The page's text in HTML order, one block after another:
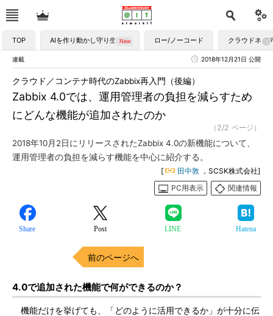
TOP AIを作り動かし守り生かす ロー/ノーコード クラウドネイ
連載 2018年12月21日 公開
Zabbix 4.0では、運用管理者の負担を減らすため
にどんな機能が追加されたのか
クラウド／コンテナ時代のZabbix再入門（後編）
（2/2 ページ）
2018年10月2日にリリースされたZabbix 4.0の新機能について、
運用管理者の負担を減らす機能を中心に紹介する。
[ 田中敦 ，SCSK株式会社]
PC用表示
関連情報
Share Post LINE Hatena
前のページへ
4.0で追加された機能で何ができるのか？
機能だけを挙げても、「どのように活用できるか」が十分に伝